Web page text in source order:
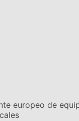
europeo de